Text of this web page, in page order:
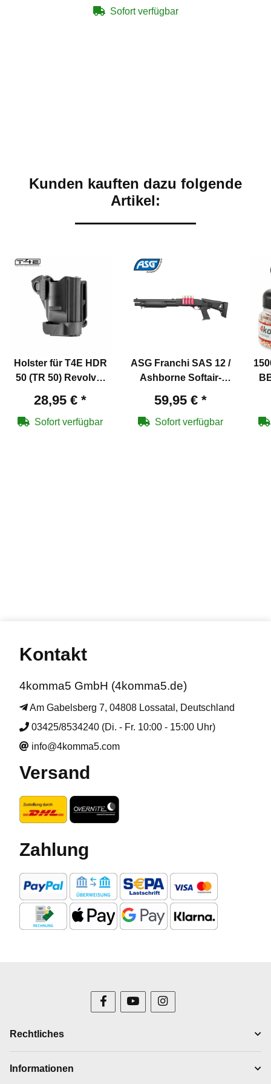
Sofort verfügbar
Kunden kauften dazu folgende
Artikel:
Holster für T4E HDR
50 (TR 50) Revolver
28,95 € *
Sofort verfügbar
ASG Franchi SAS 12 /
Ashborne Softair-
BB Federdruck
Schwarz (P18)
59,95 € *
Sofort verfügbar
Kontakt
4komma5 GmbH (4komma5.de)
Am Gabelsberg 7, 04808 Lossatal, Deutschland
03425/8534240 (Di. - Fr. 10:00 - 15:00 Uhr)
info@4komma5.com
Versand
Zahlung
Rechtliches
Informationen